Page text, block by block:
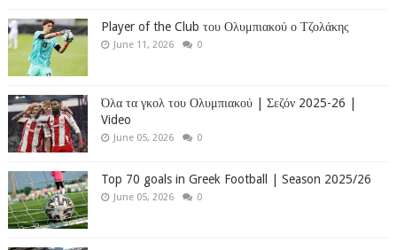
Player of the Club του Ολυμπιακού ο Τζολάκης
June 11, 2026 0
Όλα τα γκολ του Ολυμπιακού | Σεζόν 2025-26 |
Video
June 05, 2026 0
Top 70 goals in Greek Football | Season 2025/26
June 05, 2026 0